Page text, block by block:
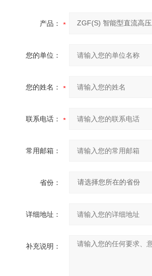
产品：
您的单位：
您的姓名：
联系电话：
常用邮箱：
省份：
详细地址：
补充说明：